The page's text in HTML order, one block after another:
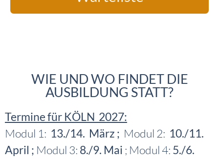
WIE UND WO FINDET DIE
AUSBILDUNG STATT?
Termine für KÖLN 2027:
Modul 1: 13./14. März ; Modul 2: 10./11.
April ; Modul 3: 8./9. Mai ; Modul 4: 5./6.